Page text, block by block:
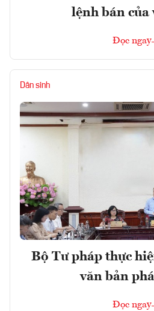
lệnh bán của
Đọc ngay
Dân sinh
Bộ Tư pháp thực
văn bản
Đọc ngay